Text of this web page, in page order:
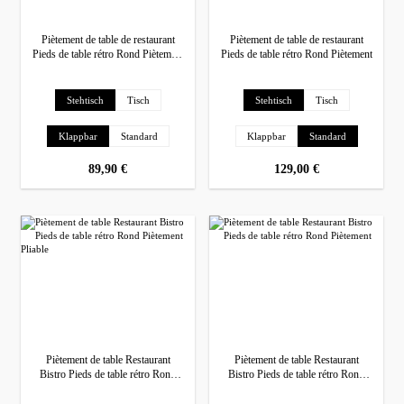
Piètement de table de restaurant
Pieds de table rétro Rond Piètement
Sélectionnez
Pied de table
Stehtisch Tisch
Sélectionnez
Ausführung
Klappbar Standard
prix régulier :
89,90 €
Piètement de table de restaurant
Pieds de table rétro Rond Piètement
Sélectionnez
Pied de table
Stehtisch Tisch
Sélectionnez
Ausführung
Klappbar Standard
prix régulier :
129,00 €
Piètement de table Restaurant
Bistro Pieds de table rétro Rond
Piètement de table Restaurant
Bistro Pieds de table rétro Rond
Wir verwenden Cookies